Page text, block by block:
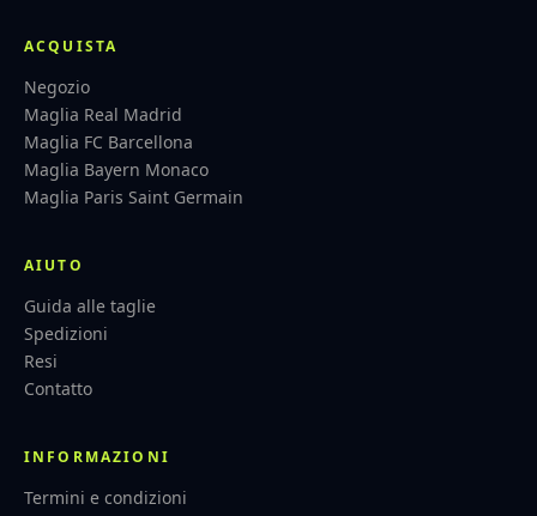
ACQUISTA
Negozio
Maglia Real Madrid
Maglia FC Barcellona
Maglia Bayern Monaco
Maglia Paris Saint Germain
AIUTO
Guida alle taglie
Spedizioni
Resi
Contatto
INFORMAZIONI
Termini e condizioni